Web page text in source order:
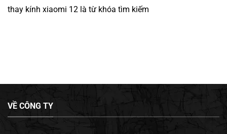
thay kính xiaomi 12 là từ khóa tìm kiếm
VỀ CÔNG TY